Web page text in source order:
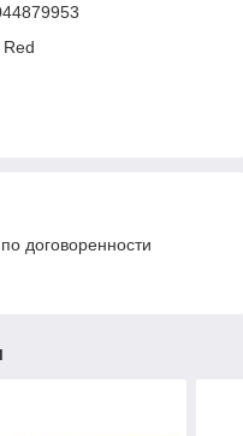
договоренности